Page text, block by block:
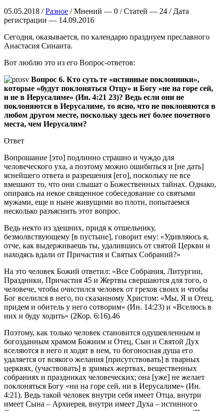
05.05.2018 /Разное / Мнений — 0 / Статей — 24 / Дата
регистрации — 14.09.2016
Сегодня, оказывается, по календарю празднуем преславного
Анастасия Синаита.
Вот люблю это из его Вопрос-ответов:
Вопрос 6. Кто суть те «истинные поклонники»,
которые «будут поклоняться Отцу» и Богу «не на горе сей,
и не в Иерусалиме» (Ин. 4:21 23)? Ведь если они не
поклоняются в Иерусалиме, то ясно, что не поклоняются в
любом другом месте, поскольку здесь нет более почетного
места, чем Иерусалим?
Ответ
Вопрошание [это] подлинно страшно и чуждо для
человеческого уха, а поэтому можно ошибиться и [не дать]
яснейшего ответа и разрешения [его], поскольку не все
вмешают то, что они слышат о Божественных тайнах. Однако,
опираясь на некое священное собеседование со святыми
мужами, еще и ныне живущими во плоти, попытаемся
несколько разъяснить этот вопрос.
Ведь некто из здешних, придя к отшельнику,
безмолвствующему [в пустыне], говорит ему: «Удивляюсь я,
отче, как выдерживаешь ты, удалившись от святой Церкви и
находясь вдали от Причастия и Святых Собраний?»
На это человек Божий ответил: «Все Собрания, Литургии,
Праздники, Причастия 45 и Жертвы свершаются для того, о
человече, чтобы очистился человек от грехов своих и чтобы
Бог вселился в него, по сказанному Христом: «Мы, Я и Отец,
придем и обитель у него сотворим» (Ин. 14:23) и «Вселюсь в
них и буду ходить» (2Кор. 6:16).46
Поэтому, как только человек становится одушевленным и
богозданным храмом Божиим и Отец, Сын и Святой Дух
вселяются в него и ходят в нем, то богоносная душа его
удаляется от всякого желания [присутствовать] в тварных
церквях, (участвовать] в зримых жертвах, вещественных
собраниях и праздниках человеческих; она [уже] не желает
поклоняться Богу «ни на горе сей, ни в Иерусалиме» (Ин.
4:21). Ведь такой человек внутри себя имеет Отца, внутри
имеет Сына – Архиерея, внутри имеет Духа – истинного